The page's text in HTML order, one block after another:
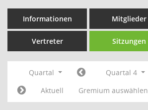
Informationen Mitglieder
Vertreter Sitzungen
Quartal Quartal 4
Aktuell
Gremium auswählen